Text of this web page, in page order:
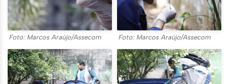
Foto: Marcos Araújo/Assecom Foto: Marcos Araújo/Assecom